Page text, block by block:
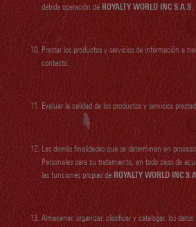
debida operación de ROYALTY WORLD INC S.A.S.
Prestar los productos y servicios de información a
contacto.
Evaluar la calidad de los productos y servicios
Las demás finalidades que se determinen en
Personales para su tratamiento, en todo caso de
las funciones propias de ROYALTY WORLD INC
Almacenar, organizar, clasificar y catalogar, los